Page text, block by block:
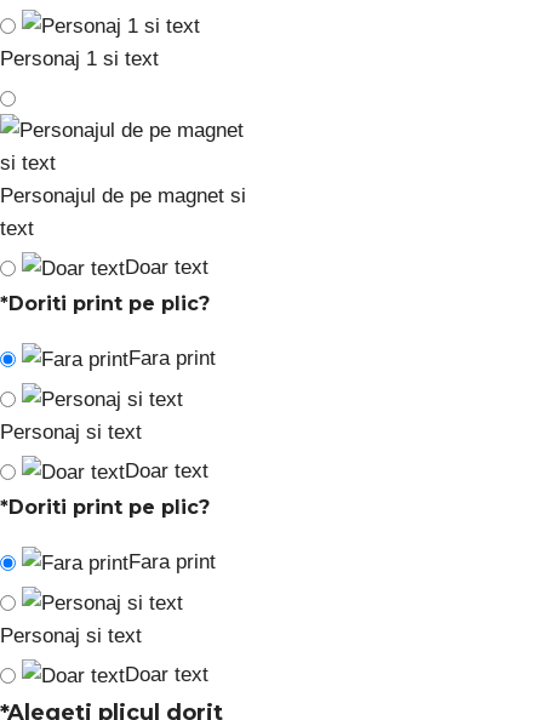
Personaj 1 si text
Personajul de pe magnet si
text
Doar text
*Doriti print pe plic?
Fara print
Personaj si text
Doar text
*Doriti print pe plic?
Fara print
Personaj si text
Doar text
*Alegeti plicul dorit